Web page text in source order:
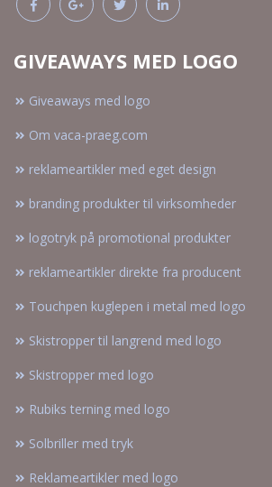
GIVEAWAYS MED LOGO
Giveaways med logo
Om vaca-praeg.com
reklameartikler med eget design
branding produkter til virksomheder
logotryk på promotional produkter
reklameartikler direkte fra producent
Touchpen kuglepen i metal med logo
Skistropper til langrend med logo
Skistropper med logo
Rubiks terning med logo
Solbriller med tryk
Reklameartikler med logo